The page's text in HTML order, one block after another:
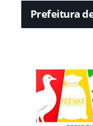
Prefeitura